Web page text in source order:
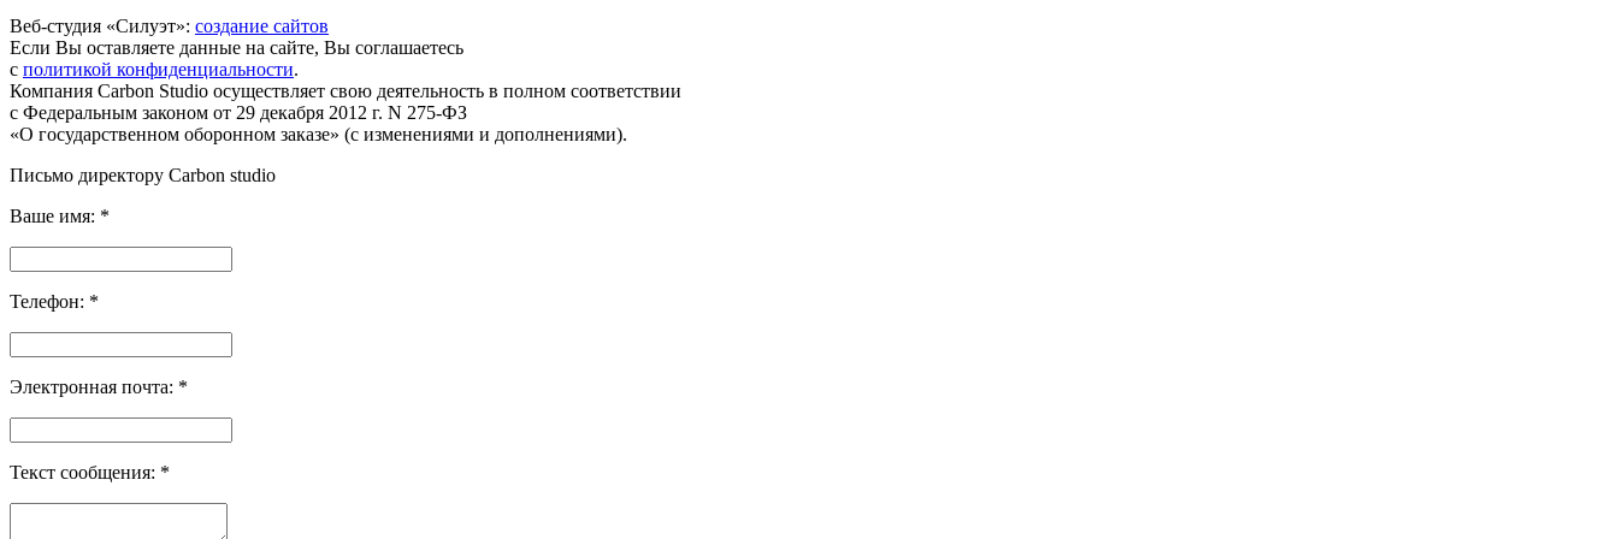
Веб-студия «Силуэт»: создание сайтов
Если Вы оставляете данные на сайте, Вы соглашаетесь
с политикой конфиденциальности.
Компания Carbon Studio осуществляет свою деятельность в полном соответствии
с Федеральным законом от 29 декабря 2012 г. N 275-ФЗ
«О государственном оборонном заказе» (с изменениями и дополнениями).
Письмо директору Carbon studio
Ваше имя: *
Телефон: *
Электронная почта: *
Текст сообщения: *